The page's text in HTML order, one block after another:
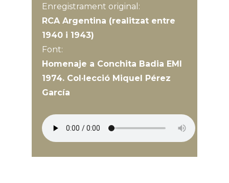
Enregistrament original:
RCA Argentina (realitzat entre
1940 i 1943)
Font:
Homenaje a Conchita Badia EMI
1974. Col·lecció Miquel Pérez
García